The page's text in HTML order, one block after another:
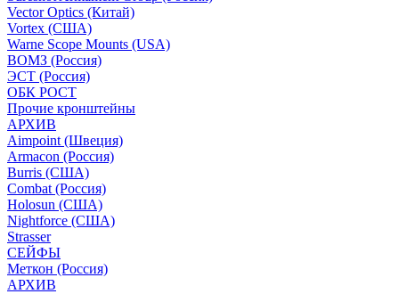
Vector Optics (Китай)
Vortex (США)
Warne Scope Mounts (USA)
ВОМЗ (Россия)
ЭСТ (Россия)
ОБК РОСТ
Прочие кронштейны
АРХИВ
Aimpoint (Швеция)
Armacon (Россия)
Burris (США)
Combat (Россия)
Holosun (США)
Nightforce (США)
Strasser
СЕЙФЫ
Меткон (Россия)
АРХИВ